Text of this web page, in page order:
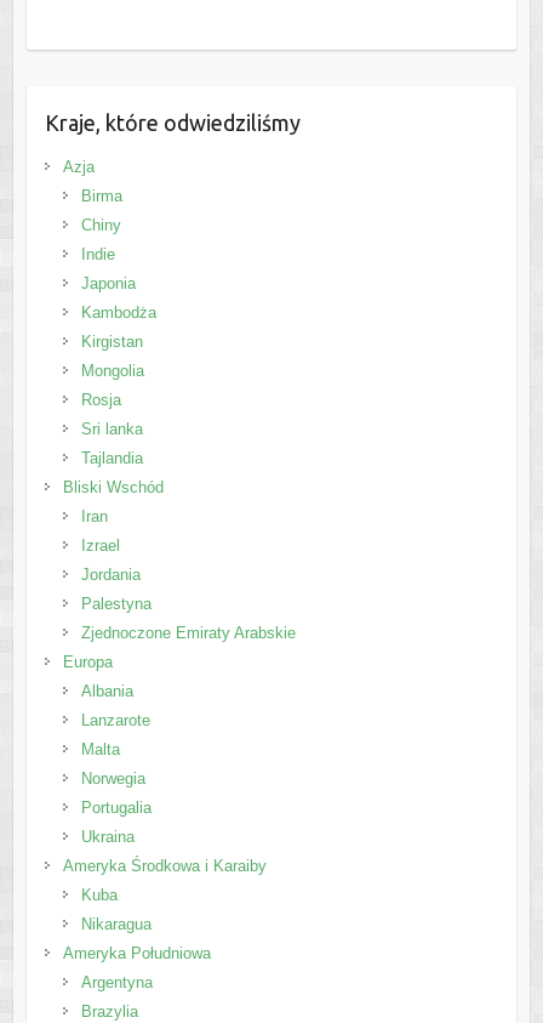
Kraje, które odwiedziliśmy
Azja
Birma
Chiny
Indie
Japonia
Kambodża
Kirgistan
Mongolia
Rosja
Sri lanka
Tajlandia
Bliski Wschód
Iran
Izrael
Jordania
Palestyna
Zjednoczone Emiraty Arabskie
Europa
Albania
Lanzarote
Malta
Norwegia
Portugalia
Ukraina
Ameryka Środkowa i Karaiby
Kuba
Nikaragua
Ameryka Południowa
Argentyna
Brazylia